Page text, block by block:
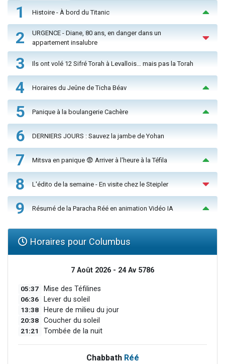
1 Histoire - À bord du Titanic
2
URGENCE - Diane, 80 ans, en danger dans un
appartement insalubre
3 Ils ont volé 12 Sifré Torah à Levallois… mais pas la Torah
4 Horaires du Jeûne de Ticha Béav
5 Panique à la boulangerie Cachère
6 DERNIERS JOURS : Sauvez la jambe de Yohan
7 Mitsva en panique 😨 Arriver à l'heure à la Téfila
8 L'édito de la semaine - En visite chez le Steipler
9 Résumé de la Paracha Réé en animation Vidéo IA
Horaires pour Columbus
7 Août 2026 - 24 Av 5786
05:37 Mise des Téfilines
06:36 Lever du soleil
13:38 Heure de milieu du jour
20:38 Coucher du soleil
21:21 Tombée de la nuit
Chabbath Réé